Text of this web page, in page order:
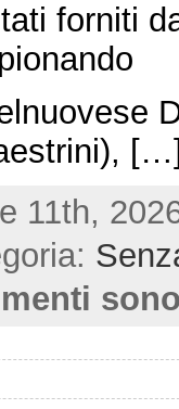
forniti
11th,